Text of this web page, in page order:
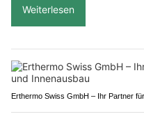
Weiterlesen
Erthermo Swiss GmbH – Ihr Partner